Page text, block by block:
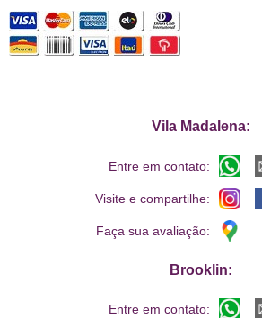
Vila Madalena:
Entre em contato:
Visite e compartilhe:
Faça sua avaliação:
Brooklin:
Entre em contato: